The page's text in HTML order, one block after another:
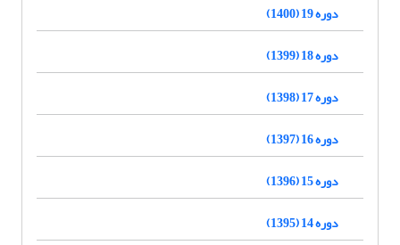
دوره 19 (1400)
دوره 18 (1399)
دوره 17 (1398)
دوره 16 (1397)
دوره 15 (1396)
دوره 14 (1395)